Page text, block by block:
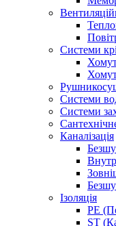
Системи
Системи
Системи
Каналізація
Ізоляція
PE
ST